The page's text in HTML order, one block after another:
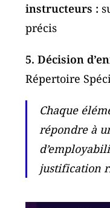
instructeurs :
précis
5. Décision
Répertoire
Chaque
répondre à
justification